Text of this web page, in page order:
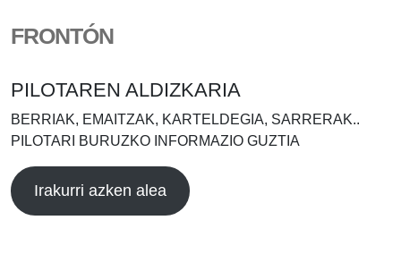
FRONTÓN
PILOTAREN ALDIZKARIA
BERRIAK, EMAITZAK, KARTELDEGIA, SARRERAK..
PILOTARI BURUZKO INFORMAZIO GUZTIA
Irakurri azken alea